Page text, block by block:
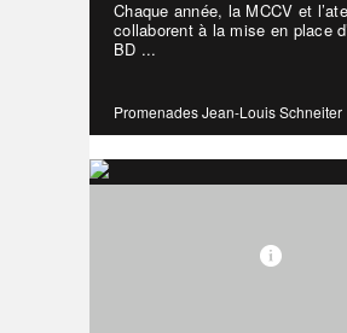
Chaque année, la MCCV et
collaborent à la mise en place
BD ...
Promenades Jean-Louis Schneiter